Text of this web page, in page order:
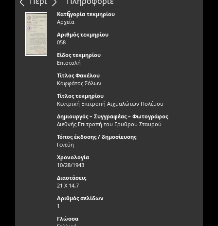
ς
Κατηγορία τεκμηρίου
Αρχεία
Αριθμός τεκμηρίου
058
Είδος τεκμηρίου
Επιστολή
Τίτλος Φακέλου
Καφφάτος Σόλων
Τίτλος τεκμηρίου
Κεντρική Επιτροπή Αιχμαλώτων Πολέμου
Δημιουργός – Συγγραφέας – Φωτογράφος
Διεθνής Επιτροπή του Ερυθρού Σταυρού
Τόπος έκδοσης / δημοσίευσης
Γενεύη
Χρονολογία
10/28/1943
Διαστάσεις
21 Χ 14,7
Αριθμός σελίδων
1
Γλώσσα